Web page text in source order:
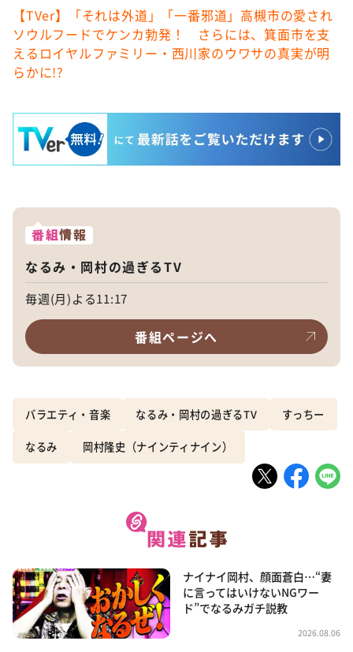
【TVer】「それは外道」「一番邪道」高槻市の愛され
ソウルフードでケンカ勃発！ さらには、箕面市を支
えるロイヤルファミリー・西川家のウワサの真実が明
らかに!?
番組情報
なるみ・岡村の過ぎるTV
毎週(月)よる11:17
番組ページへ
バラエティ・音楽 なるみ・岡村の過ぎるTV すっちー
なるみ 岡村隆史（ナインティナイン）
ナイナイ岡村、顔面蒼白…“妻
に言ってはいけないNGワー
ド”でなるみガチ説教
2026.08.06